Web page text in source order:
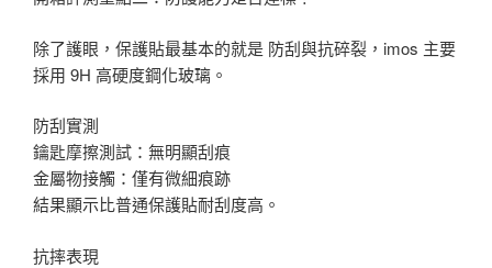
除了護眼，保護貼最基本的就是 防刮與抗碎裂，imos 主要
採用 9H 高硬度鋼化玻璃。
防刮實測
鑰匙摩擦測試：無明顯刮痕
金屬物接觸：僅有微細痕跡
結果顯示比普通保護貼耐刮度高。
抗摔表現